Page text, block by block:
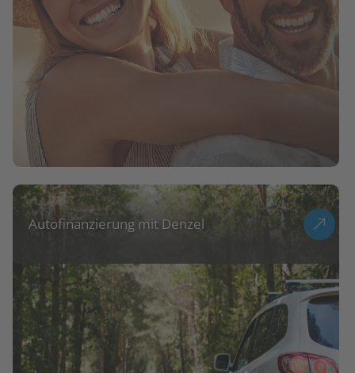
Autofinanzierung mit Denzel